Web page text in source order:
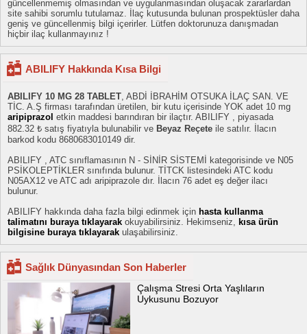
güncellenmemiş olmasından ve uygulanmasından oluşacak zararlardan
site sahibi sorumlu tutulamaz. İlaç kutusunda bulunan prospektüsler daha
geniş ve güncellenmiş bilgi içerirler. Lütfen doktorunuza danışmadan
hiçbir ilaç kullanmayınız !
ABILIFY Hakkında Kısa Bilgi
ABILIFY 10 MG 28 TABLET, ABDİ İBRAHİM OTSUKA İLAÇ SAN. VE
TİC. A.Ş firması tarafından üretilen, bir kutu içerisinde YOK adet 10 mg
aripiprazol etkin maddesi barındıran bir ilaçtır. ABILIFY , piyasada
882.32 ₺ satış fiyatıyla bulunabilir ve Beyaz Reçete ile satılır. İlacın
barkod kodu 8680683010149 dir.
ABILIFY , ATC sınıflamasının N - SİNİR SİSTEMİ kategorisinde ve N05
PSİKOLEPTİKLER sınıfında bulunur. TİTCK listesindeki ATC kodu
N05AX12 ve ATC adı aripiprazole dır. İlacın 76 adet eş değer ilacı
bulunur.
ABILIFY hakkında daha fazla bilgi edinmek için hasta kullanma
talimatını buraya tıklayarak okuyabilirsiniz. Hekimseniz, kısa ürün
bilgisine buraya tıklayarak ulaşabilirsiniz.
Sağlık Dünyasından Son Haberler
Çalışma Stresi Orta Yaşlıların
Uykusunu Bozuyor